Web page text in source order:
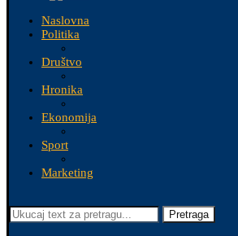
Naslovna
Politika
Društvo
Hronika
Ekonomija
Sport
Marketing
Pretraga